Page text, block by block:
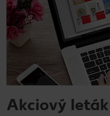
Akciový leták